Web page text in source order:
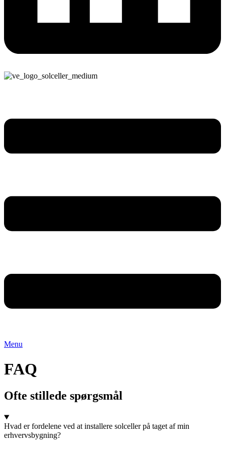
Menu
FAQ
Ofte stillede spørgsmål
Hvad er fordelene ved at installere solceller på taget af min
erhvervsbygning?